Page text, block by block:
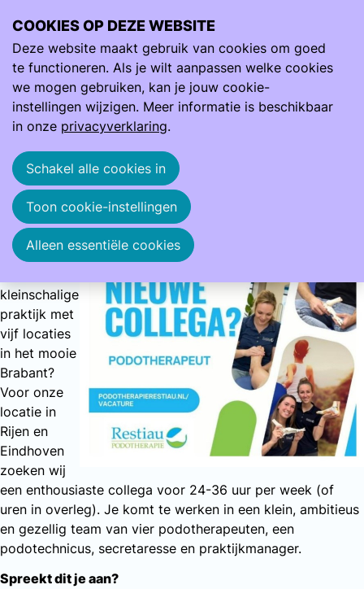
Word jij onze nieuwe collega?
Word jij onze nieuwe collega?
Podotherapie Restiau zoekt een
allround podotherapeut. Daarnaast bieden wij de
mogelijkheid om jezelf te specialiseren en/of hierin (door)
te groeien.
Pas jij bij
ons?
Wil je
werken in
kleinschalige
praktijk met
vijf locaties
in het mooie
Brabant?
Voor onze
locatie in
Rijen en
Eindhoven
zoeken wij
een enthousiaste collega voor 24-36 uur per week (of
uren in overleg). Je komt te werken in een klein, ambitieus
en gezellig team van vier podotherapeuten, een
podotechnicus, secretaresse en praktijkmanager.
Spreekt dit je aan?
COOKIES OP DEZE WEBSITE
Deze website maakt gebruik van cookies om goed
te functioneren. Als je wilt aanpassen welke cookies
we mogen gebruiken, kan je jouw cookie-
instellingen wijzigen. Meer informatie is beschikbaar
in onze privacyverklaring.
Schakel alle cookies in
Toon cookie-instellingen
Alleen essentiële cookies